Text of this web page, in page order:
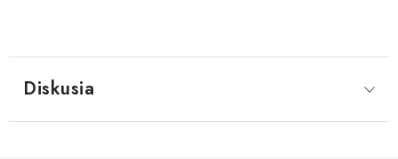
Diskusia